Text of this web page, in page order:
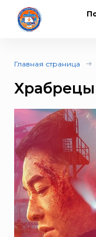
Главная страница
Храбрецы